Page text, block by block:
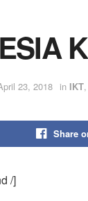
23, 2018 in IKT,
Share
/]